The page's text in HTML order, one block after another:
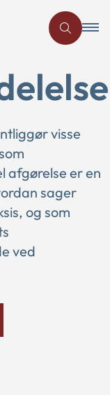
visse
afgørelse er en
sager
og som
ved